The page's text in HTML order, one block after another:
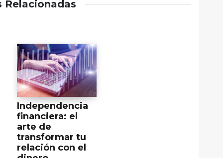
Relacionadas
Independencia
financiera: el
arte de
transformar tu
relación con el